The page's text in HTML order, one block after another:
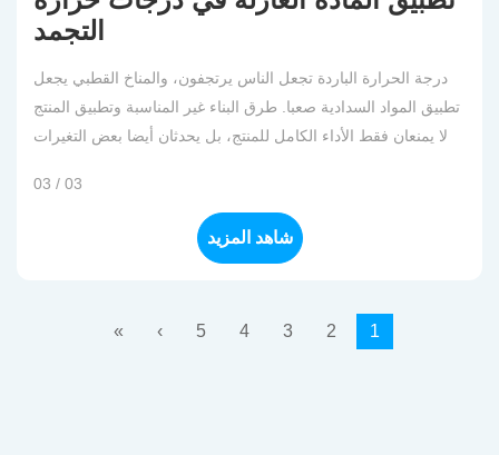
التجمد
درجة الحرارة الباردة تجعل الناس يرتجفون، والمناخ القطبي يجعل
تطبيق المواد السدادية صعبا. طرق البناء غير المناسبة وتطبيق المنتج
لا يمنعان فقط الأداء الكامل للمنتج، بل يحدثان أيضا بعض التغيرات
03 / 03
شاهد المزيد
1
2
3
4
5
›
»